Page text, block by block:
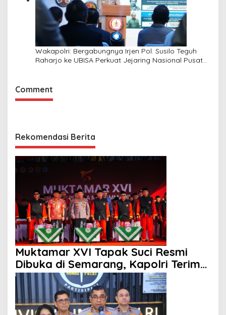
Wakapolri: Bergabungnya Irjen Pol. Susilo Teguh
Raharjo ke UBISA Perkuat Jejaring Nasional Pusat
Comment
Rekomendasi Berita
Muktamar XVI Tapak Suci Resmi
Dibuka di Semarang, Kapolri Terima
Anugerah Anggota Kehormatan